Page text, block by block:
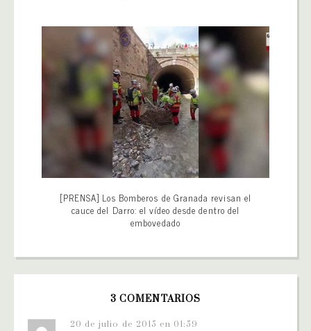
[PRENSA] Los Bomberos de Granada revisan el
cauce del Darro: el vídeo desde dentro del
embovedado
3 COMENTARIOS
20 de julio de 2015 en 01:59